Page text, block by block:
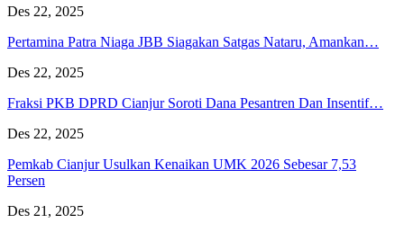
Des 22, 2025
Pertamina Patra Niaga JBB Siagakan Satgas Nataru, Amankan…
Des 22, 2025
Fraksi PKB DPRD Cianjur Soroti Dana Pesantren Dan Insentif…
Des 22, 2025
Pemkab Cianjur Usulkan Kenaikan UMK 2026 Sebesar 7,53
Persen
Des 21, 2025